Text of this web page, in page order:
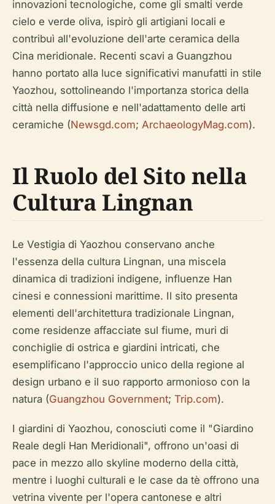
innovazioni tecnologiche, come gli smalti verde
cielo e verde oliva, ispirò gli artigiani locali e
contribuì all'evoluzione dell'arte ceramica della
Cina meridionale. Recenti scavi a Guangzhou
hanno portato alla luce significativi manufatti in stile
Yaozhou, sottolineando l'importanza storica della
città nella diffusione e nell'adattamento delle arti
ceramiche (Newsgd.com; ArchaeologyMag.com).
Il Ruolo del Sito nella
Cultura Lingnan
Le Vestigia di Yaozhou conservano anche
l'essenza della cultura Lingnan, una miscela
dinamica di tradizioni indigene, influenze Han
cinesi e connessioni marittime. Il sito presenta
elementi dell'architettura tradizionale Lingnan,
come residenze affacciate sul fiume, muri di
conchiglie di ostrica e giardini intricati, che
esemplificano l'approccio unico della regione al
design urbano e il suo rapporto armonioso con la
natura (Guangzhou Government; Trip.com).
I giardini di Yaozhou, conosciuti come il "Giardino
Reale degli Han Meridionali", offrono un'oasi di
pace in mezzo allo skyline moderno della città,
mentre i luoghi culturali e le case da tè offrono una
vetrina vivente per l'opera cantonese e altri